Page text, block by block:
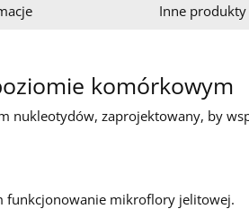
Inne
komórkowym
nukleotydów, zaprojektowany, by
funkcjonowanie mikroflory jelitowej.